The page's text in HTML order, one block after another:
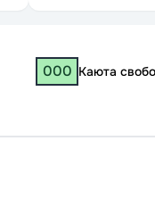
000 Каюта